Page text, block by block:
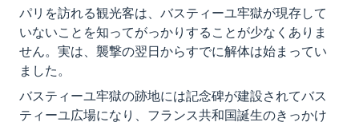
パリを訪れる観光客は、バスティーユ牢獄が現存して
いないことを知ってがっかりすることが少なくありま
せん。実は、襲撃の翌日からすでに解体は始まってい
ました。
バスティーユ牢獄の跡地には記念碑が建設されてバス
ティーユ広場になり、フランス共和国誕生のきっかけ